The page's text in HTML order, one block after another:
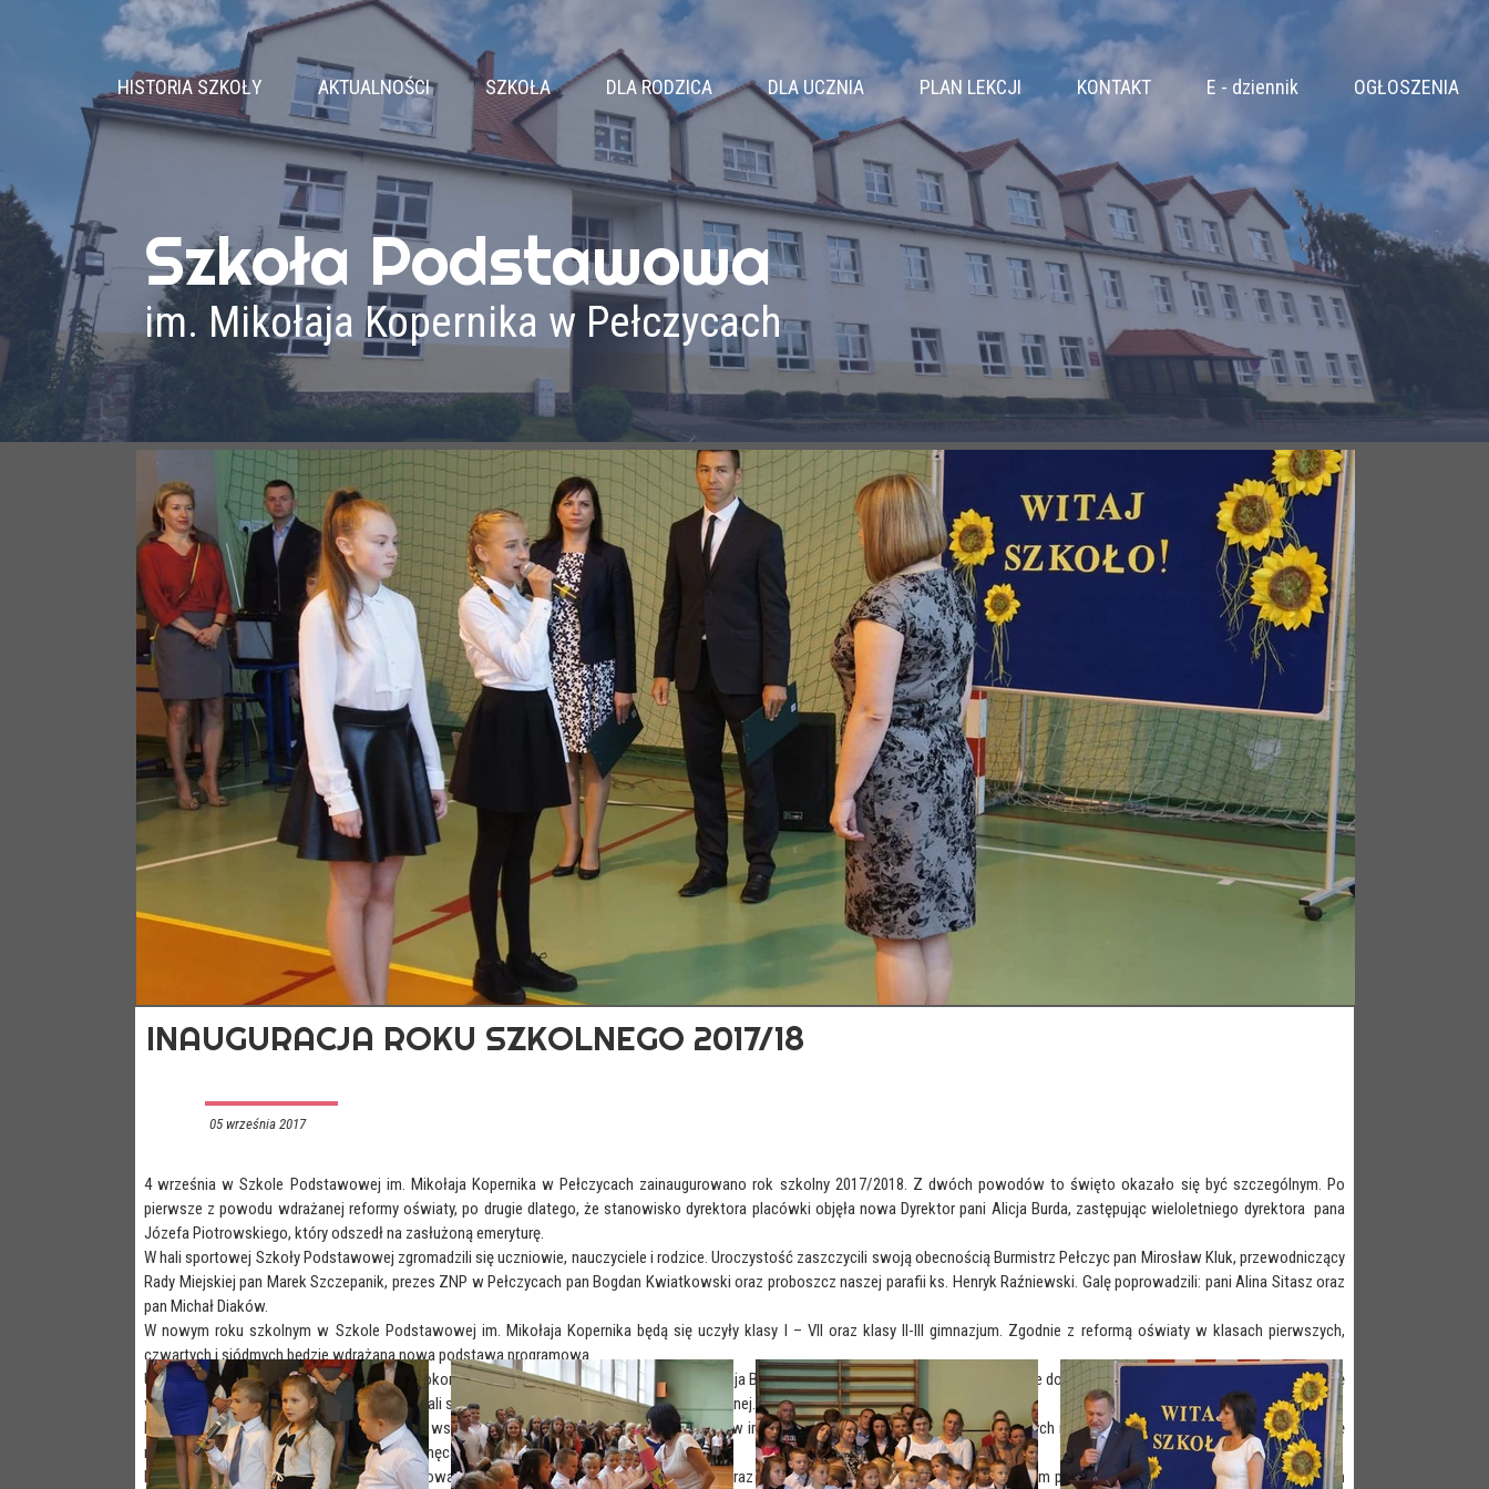
4 września w Szkole Podstawowej im. Mikołaja Kopernika w Pełczycach zainaugurowano rok szkolny 2017/2018. Z dwóch powodów to święto okazało się być szczególnym. Po
pierwsze z powodu wdrażanej reformy oświaty, po drugie dlatego, że stanowisko dyrektora placówki objęła nowa Dyrektor pani Alicja Burda, zastępując wieloletniego dyrektora pana
Józefa Piotrowskiego, który odszedł na zasłużoną emeryturę.
W hali sportowej Szkoły Podstawowej zgromadzili się uczniowie, nauczyciele i rodzice. Uroczystość zaszczycili swoją obecnością Burmistrz Pełczyc pan Mirosław Kluk, przewodniczący
Rady Miejskiej pan Marek Szczepanik, prezes ZNP w Pełczycach pan Bogdan Kwiatkowski oraz proboszcz naszej parafii ks. Henryk Raźniewski. Galę poprowadzili: pani Alina Sitasz oraz
pan Michał Diaków.
W nowym roku szkolnym w Szkole Podstawowej im. Mikołaja Kopernika będą się uczyły klasy I – VII oraz klasy II-III gimnazjum. Zgodnie z reformą oświaty w klasach pierwszych,
czwartych i siódmych będzie wdrażana nowa podstawa programowa.
Uroczystego rozpoczęcia roku szkolnego dokonała Dyrektor Szkoły Podstawowej pani Alicja Burda. Szczególne słowa zostały skierowane do uczniów klasy I, którzy rozpoczynają naukę
w szkole podstawowej. W bieżącym roku stali się oni członkami naszej społeczności szkolnej.
Pani Dyrektor wyraziła również nadzieję, że wszyscy uczniowie będą brać aktywny udział w imprezach, konkursach, zawodach sportowych i akcjach charytatywnych, rozsławiając imię
naszej placówki. Do współpracy gorąco zachęcała Rodziców.
Następnie pani Dyrektor przedstawiła wychowawców, nauczycieli i pracowników szkoły oraz złożyła życzenia, aby stała się ona miejscem przyjaznym, w którym współpraca w nowym
HISTORIA SZKOŁY
DZIEJE SZKOŁY
PRYMUSI
KADRA PEDAGOGICZNA
ADMINISTRACJA I OBSŁUGA
AKTUALNOŚCI SZKOŁA
WŁADZE SZKOŁY
KLASY
PEDAGOG
LOGOPEDA
PSYCHOLOG
OSIĄGNIĘCIA
PODRĘCZNIKI
PROJEKTY
DLA RODZICA
RADA RODZICÓW
KALENDARZ ROKU
ZEBRANIA
DZWONKI
ŚWIETLICA
KOMUNIKATY
REKRUTACJA
WYPRAWKA PIERWSZOKLASISTY
DRUKI DO POBRANIA
DLA UCZNIA
SAMORZĄD
KOŁA ZAINTERESOWAŃ
ZAJĘCIA SPORTOWE
ZAJĘCIA WYRÓWNAWCZE
BIBLIOTEKA
PLAN LEKCJI KONTAKT E - dziennik OGŁOSZENIA
Szkoła Podstawowa
im. Mikołaja Kopernika w Pełczycach
05 września 2017
INAUGURACJA ROKU SZKOLNEGO 2017/18